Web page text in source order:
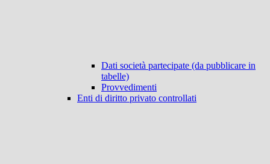
Dati società partecipate (da pubblicare in
tabelle)
Provvedimenti
Enti di diritto privato controllati